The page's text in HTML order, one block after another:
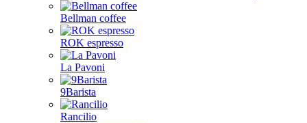
Bellman coffee
ROK espresso
La Pavoni
9Barista
Rancilio